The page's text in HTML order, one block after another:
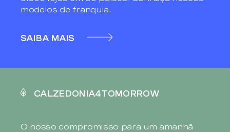
modelos de franquia.
SAIBA MAIS
CALZEDONIA4TOMORROW
O nosso compromisso para um amanhã